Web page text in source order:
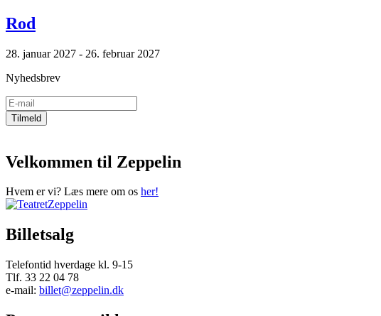
Rod
28. januar 2027 - 26. februar 2027
Nyhedsbrev
Velkommen til Zeppelin
Hvem er vi? Læs mere om os her!
Billetsalg
Telefontid hverdage kl. 9-15
Tlf. 33 22 04 78
e-mail: billet@zeppelin.dk